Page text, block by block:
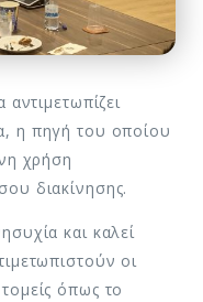
η πηγή του οποίου
χρήση
διακίνησης.
και καλεί
οι
όπως το